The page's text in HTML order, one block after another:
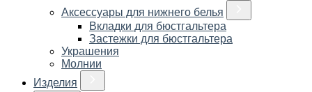
Аксессуары для нижнего белья
Вкладки для бюстгальтера
Застежки для бюстгальтера
Украшения
Молнии
Изделия